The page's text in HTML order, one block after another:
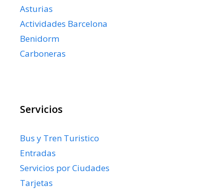
Asturias
Actividades Barcelona
Benidorm
Carboneras
Servicios
Bus y Tren Turistico
Entradas
Servicios por Ciudades
Tarjetas